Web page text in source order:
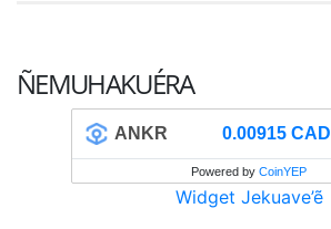
ÑEMUHAKUÉRA
ANKR 0.00915 CAD
Powered by CoinYEP
Widget Jekuave’ẽ